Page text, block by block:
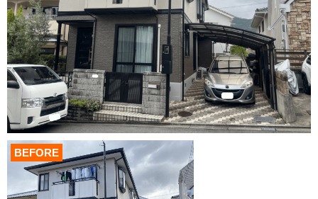
BEFORE